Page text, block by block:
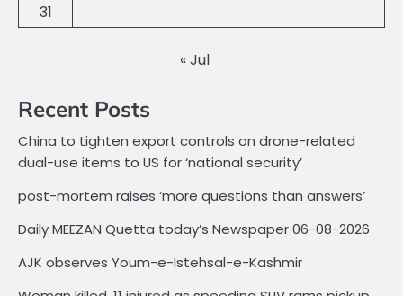
31
« Jul
Recent Posts
China to tighten export controls on drone-related
dual-use items to US for ‘national security’
post-mortem raises ‘more questions than answers’
Daily MEEZAN Quetta today’s Newspaper 06-08-2026
AJK observes Youm-e-Istehsal-e-Kashmir